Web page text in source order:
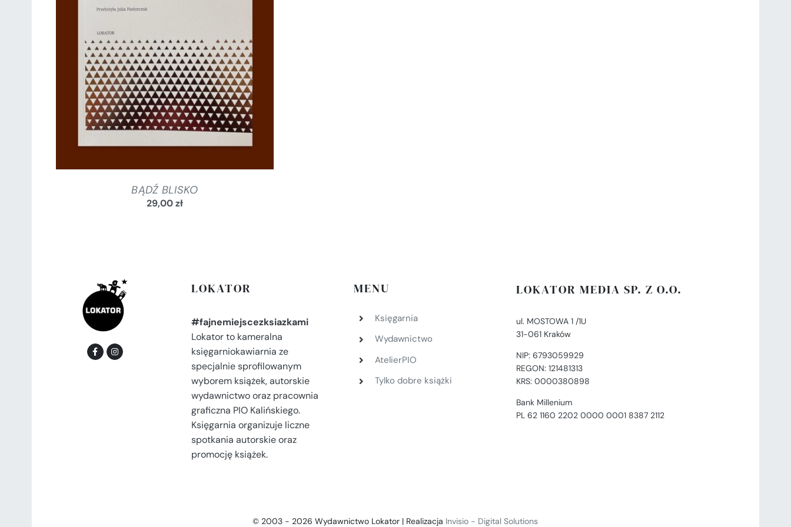
BĄDŹ BLISKO
29,00zł
LOKATOR
#fajnemiejscezksiazkami
Lokator to kameralna
księgarniokawiarnia ze
specjalnie sprofilowanym
wyborem książek, autorskie
wydawnictwo oraz pracownia
graficzna PIO Kalińskiego.
Księgarnia organizuje liczne
spotkania autorskie oraz
promocję książek.
MENU
Księgarnia
Wydawnictwo
AtelierPIO
Tylko dobre książki
LOKATOR MEDIA SP. Z O.O.
ul. MOSTOWA 1 /1U
31-061 Kraków
NIP: 6793059929
REGON: 121481313
KRS: 0000380898
Bank Millenium
PL 62 1160 2202 0000 0001 8387 2112
© 2003 - 2026 Wydawnictwo Lokator | Realizacja Invisio - Digital Solutions